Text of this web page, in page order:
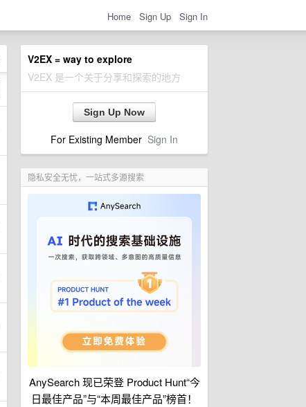
Home Sign Up Sign In
V2EX = way to explore
V2EX 是一个关于分享和探索的地方
Sign Up Now
For Existing Member Sign In
隐私安全无忧，一站式多源搜索
AnySearch 现已荣登 Product Hunt“今
日最佳产品”与“本周最佳产品”榜首！